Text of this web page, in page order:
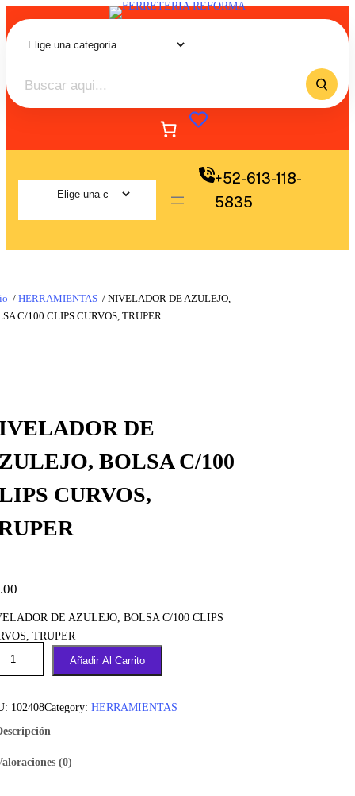
+52-613-118-
5835
/ HERRAMIENTAS / NIVELADOR DE AZULEJO,
C/100 CLIPS CURVOS, TRUPER
DE
BOLSA C/100
CURVOS,
DE AZULEJO, BOLSA C/100 CLIPS
TRUPER
Añadir Al Carrito
102408Category: HERRAMIENTAS
(0)